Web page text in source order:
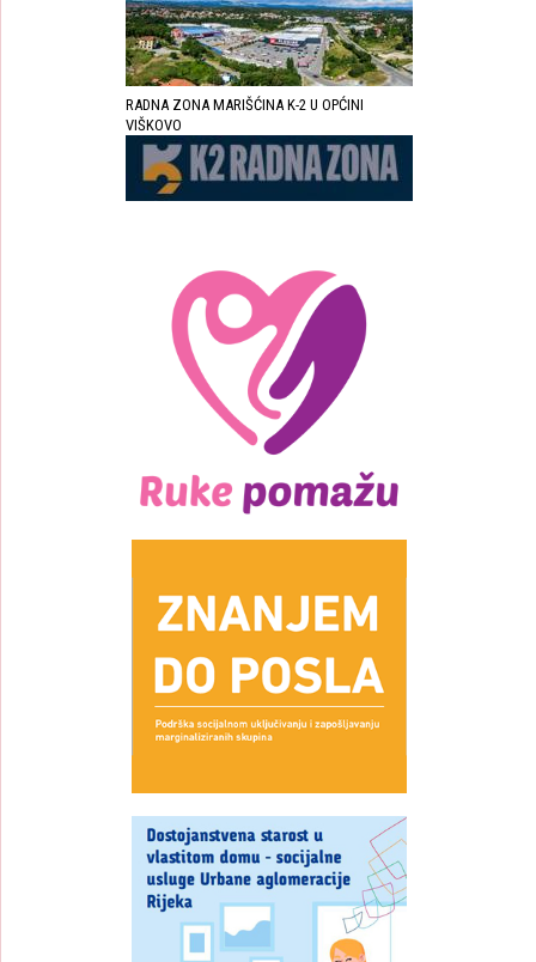
RADNA ZONA MARIŠĆINA K-2 U OPĆINI
VIŠKOVO